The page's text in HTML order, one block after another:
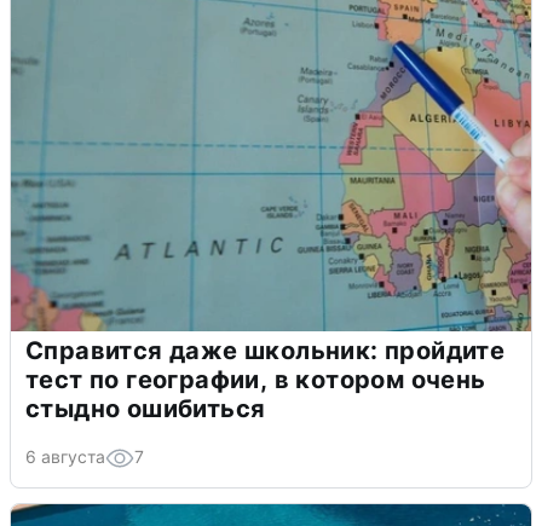
Справится даже школьник: пройдите
тест по географии, в котором очень
стыдно ошибиться
6 августа 7